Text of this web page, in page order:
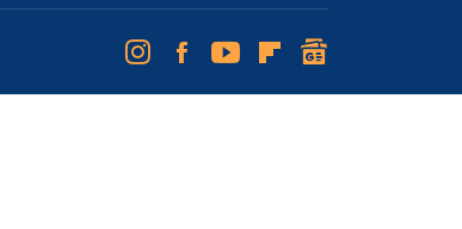
InstagramFacebookYoutubeFlipboard